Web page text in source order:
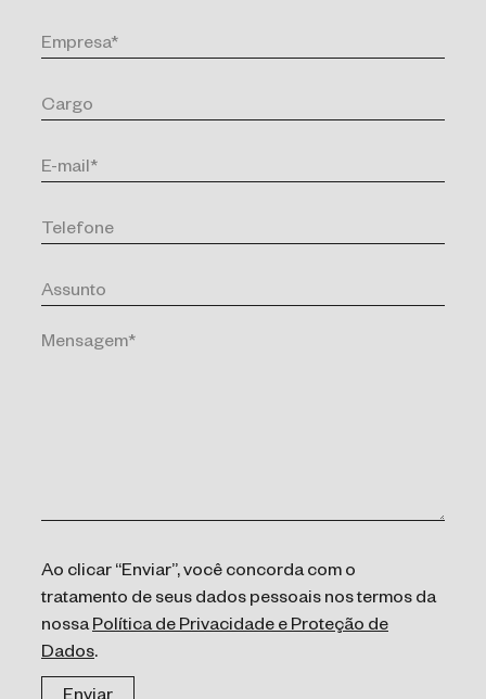
Ao clicar “Enviar”, você concorda com o
tratamento de seus dados pessoais nos termos da
nossaPolítica de Privacidade e Proteção de
Dados.